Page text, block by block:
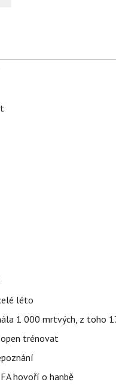
léto
1 000 mrtvých, z toho
trénovat
hovoří o hanbě